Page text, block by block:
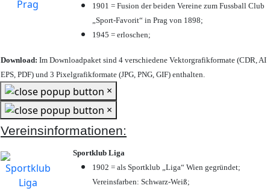
1901 = Fusion der beiden Vereine zum Fussball Club
„Sport-Favorit“ in Prag von 1898;
1945 = erloschen;
Download: Im Downloadpaket sind 4 verschiedene Vektorgrafikformate (CDR, AI
EPS, PDF) und 3 Pixelgrafikformate (JPG, PNG, GIF) enthalten.
×
×
Vereinsinformationen:
Sportklub Liga
1902 = als Sportklub „Liga“ Wien gegründet;
Vereinsfarben: Schwarz-Weiß;